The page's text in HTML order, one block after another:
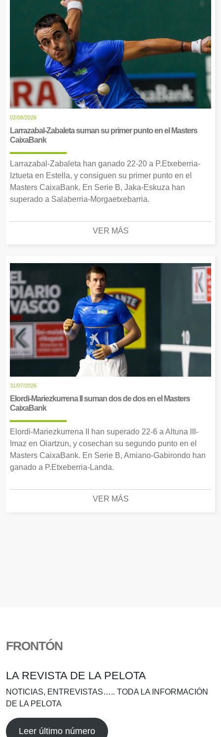
02/08/2026
Larrazabal-Zabaleta suman su primer punto en el Masters
CaixaBank
Larrazabal-Zabaleta han ganado 22-20 a P.Etxeberria-
Iztueta en Estella, y consiguen su primer punto en el
Masters CaixaBank. En Serie B, Jaka-Eskuza han
superado a Salaberria-Morgaetxebarria.
VER MÁS
31/07/2026
Elordi-Mariezkurrena II suman dos de dos en el Masters
CaixaBank
Elordi-Mariezkurrena II han superado 22-6 a Altuna III-
Imaz en Oiartzun, y cosechan su segundo punto en el
Masters CaixaBank. En Serie B, Amiano-Gabirondo han
ganado a P.Etxeberria-Landa.
VER MÁS
FRONTÓN
LA REVISTA DE LA PELOTA
NOTICIAS, ENTREVISTAS….. TODA LA INFORMACIÓN
DE LA PELOTA
Leer último número